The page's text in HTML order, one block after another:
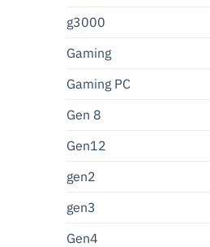
g3000
Gaming
Gaming PC
Gen 8
Gen12
gen2
gen3
Gen4